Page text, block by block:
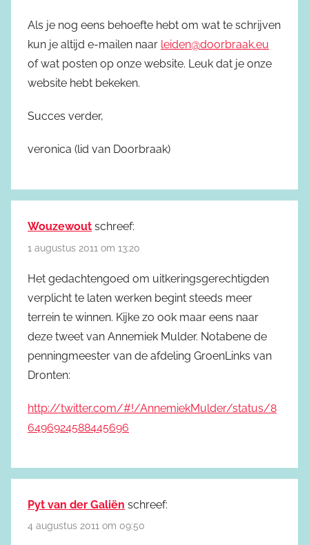
Als je nog eens behoefte hebt om wat te schrijven
kun je altijd e-mailen naar leiden@doorbraak.eu
of wat posten op onze website. Leuk dat je onze
website hebt bekeken.
Succes verder,
veronica (lid van Doorbraak)
Wouzewout schreef:
1 augustus 2011 om 13:20
Het gedachtengoed om uitkeringsgerechtigden
verplicht te laten werken begint steeds meer
terrein te winnen. Kijke zo ook maar eens naar
deze tweet van Annemiek Mulder. Notabene de
penningmeester van de afdeling GroenLinks van
Dronten:
http://twitter.com/#!/AnnemiekMulder/status/8
6496924588445696
Pyt van der Galiën schreef:
4 augustus 2011 om 09:50